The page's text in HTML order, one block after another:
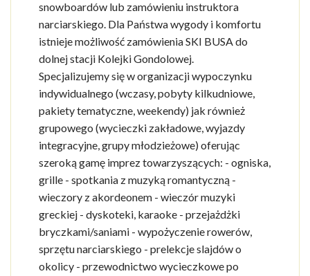
snowboardów lub zamówieniu instruktora
narciarskiego. Dla Państwa wygody i komfortu
istnieje możliwość zamówienia SKI BUSA do
dolnej stacji Kolejki Gondolowej.
Specjalizujemy się w organizacji wypoczynku
indywidualnego (wczasy, pobyty kilkudniowe,
pakiety tematyczne, weekendy) jak również
grupowego (wycieczki zakładowe, wyjazdy
integracyjne, grupy młodzieżowe) oferując
szeroką gamę imprez towarzyszących: - ogniska,
grille - spotkania z muzyką romantyczną -
wieczory z akordeonem - wieczór muzyki
greckiej - dyskoteki, karaoke - przejażdżki
bryczkami/saniami - wypożyczenie rowerów,
sprzętu narciarskiego - prelekcje slajdów o
okolicy - przewodnictwo wycieczkowe po